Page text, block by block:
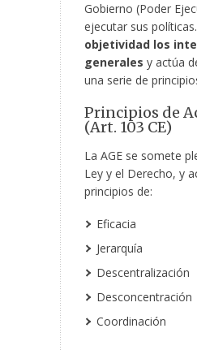
Gobierno (Poder
ejecutar sus políticas.
objetividad los
generales y actúa
una serie de
Principios de
(Art. 103 CE)
La AGE se somete
Ley y el Derecho, y
principios de:
Eficacia
Jerarquía
Descentralización
Desconcentración
Coordinación